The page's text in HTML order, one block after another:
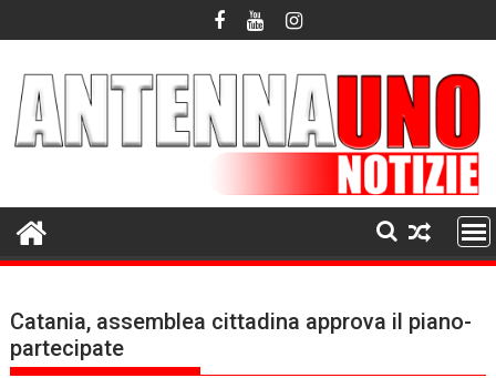
to
Catania, assemblea cittadina approva il piano-
partecipate